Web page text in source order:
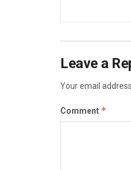
Leave a
Your email
Comment *